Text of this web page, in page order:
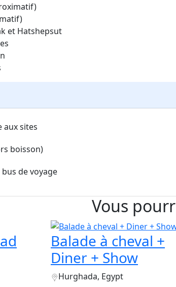
et Hatshepsut
aux sites
boisson)
de voyage
Vous
Balade à cheval +
Diner + Show
Hurghada, Egypt